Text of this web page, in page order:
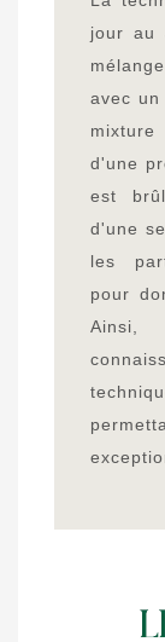
jour au
avec
d'une
est
d'une
les
pour
Ainsi,